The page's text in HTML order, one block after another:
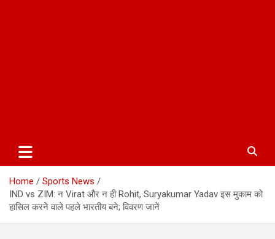
Home
Sports News
IND vs ZIM: न Virat और न ही Rohit, Suryakumar Yadav इस मुकाम को
हासिल करने वाले पहले भारतीय बने; विवरण जानें